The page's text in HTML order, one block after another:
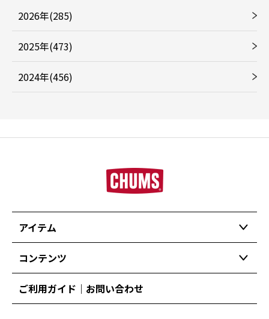
2026年(285)
2025年(473)
2024年(456)
アイテム
コンテンツ
ご利用ガイド｜お問い合わせ